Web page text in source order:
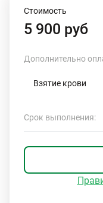
Стоимость
5 900 руб
Дополнительно
Взятие крови
Срок выполнения: